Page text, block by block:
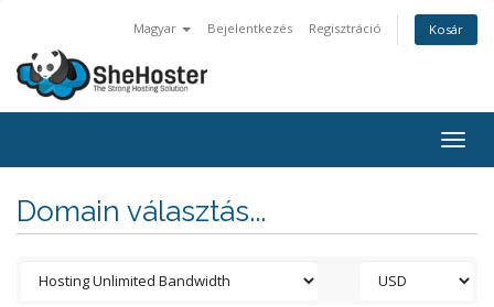
Magyar Bejelentkezés Regisztráció Kosár
Domain választás...